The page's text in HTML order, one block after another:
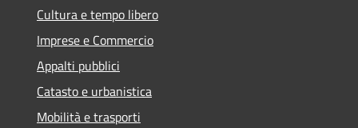
Cultura e tempo libero
Imprese e Commercio
Appalti pubblici
Catasto e urbanistica
Mobilità e trasporti